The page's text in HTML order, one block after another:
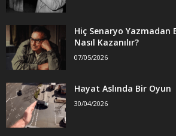
Hiç Senaryo Yazmadan
Nasıl Kazanılır?
07/05/2026
Hayat Aslında Bir Oyun
30/04/2026